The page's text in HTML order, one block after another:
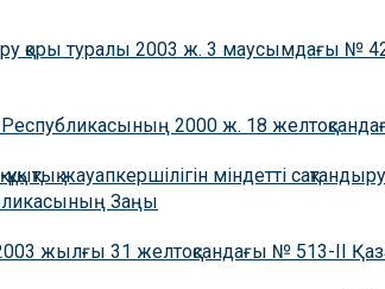
қоры туралы 2003 ж. 3 маусымдағы №
Республикасының 2000 ж. 18
жауапкершілігін міндетті
Заңы
жылғы 31 желтоқсандағы № 513-ІІ